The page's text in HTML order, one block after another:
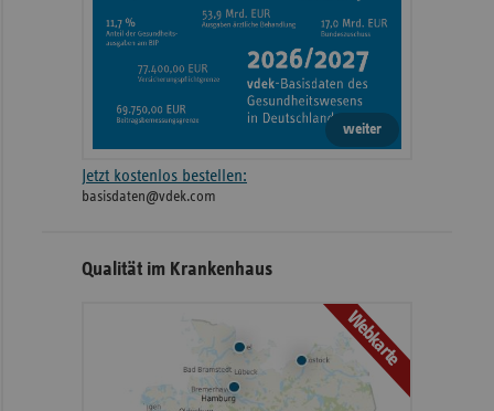
weiter
Jetzt kostenlos bestellen:
basisdaten@vdek.com
Qualität im Krankenhaus
Webkarte